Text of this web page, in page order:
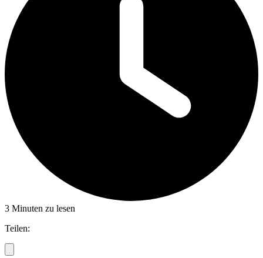
3 Minuten zu lesen
Teilen: